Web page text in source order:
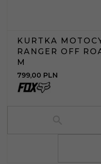
KURTKA
RANGER OFF
M
799,00 PLN